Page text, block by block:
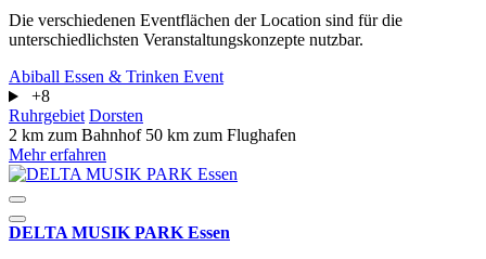
Die verschiedenen Eventflächen der Location sind für die
unterschiedlichsten Veranstaltungskonzepte nutzbar.
Abiball Essen & Trinken Event
+8
Ruhrgebiet Dorsten
2 km zum Bahnhof 50 km zum Flughafen
Mehr erfahren
DELTA MUSIK PARK Essen